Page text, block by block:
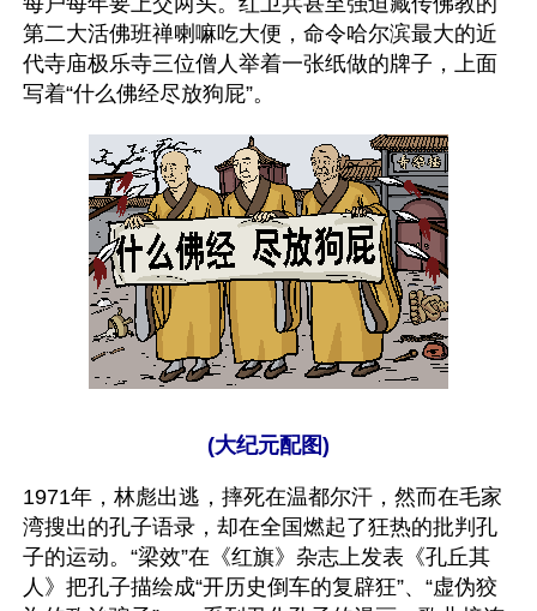
第二大活佛班禅喇嘛吃大便，命令哈尔滨最大的近
代寺庙极乐寺三位僧人举着一张纸做的牌子，上面
写着“什么佛经尽放狗屁”。
(大纪元配图)
1971年，林彪出逃，摔死在温都尔汗，然而在毛家
湾搜出的孔子语录，却在全国燃起了狂热的批判孔
子的运动。“梁效”在《红旗》杂志上发表《孔丘其
人》把孔子描绘成“开历史倒车的复辟狂”、“虚伪狡